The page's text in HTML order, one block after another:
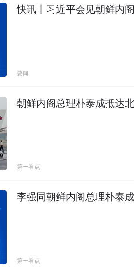
快讯丨习近平会见朝鲜内
要闻
朝鲜内阁总理‌朴泰成抵达
第一看点
李强同朝鲜内阁总理朴泰
第一看点